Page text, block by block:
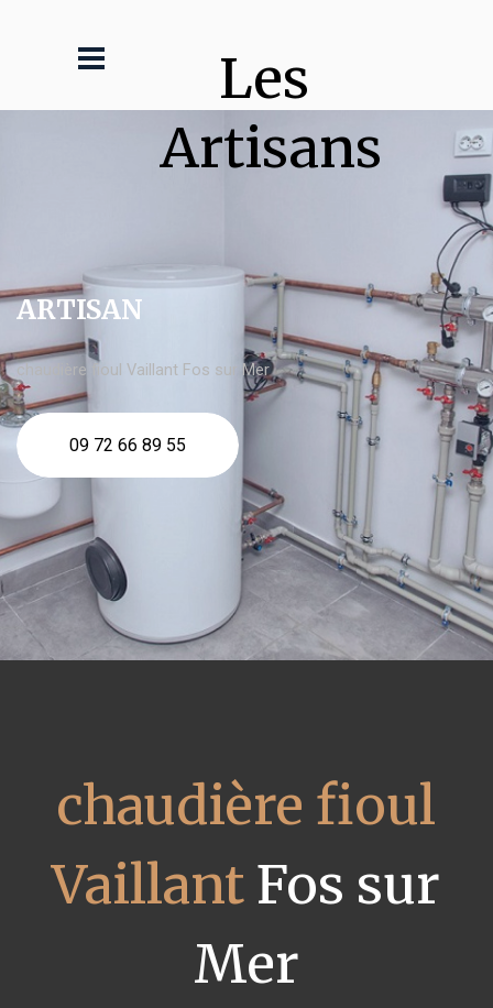
Les
Artisans
ARTISAN
chaudière fioul Vaillant Fos sur Mer
09 72 66 89 55
chaudière fioul
Vaillant Fos sur
Mer